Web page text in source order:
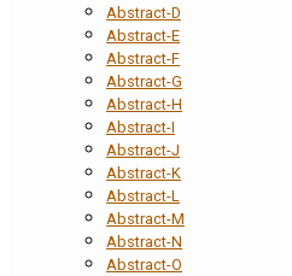
Abstract-D
Abstract-E
Abstract-F
Abstract-G
Abstract-H
Abstract-I
Abstract-J
Abstract-K
Abstract-L
Abstract-M
Abstract-N
Abstract-O